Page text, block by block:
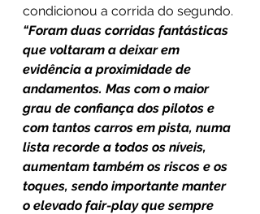
condicionou a corrida do segundo.
“Foram duas corridas fantásticas
que voltaram a deixar em
evidência a proximidade de
andamentos. Mas com o maior
grau de confiança dos pilotos e
com tantos carros em pista, numa
lista recorde a todos os níveis,
aumentam também os riscos e os
toques, sendo importante manter
o elevado fair-play que sempre